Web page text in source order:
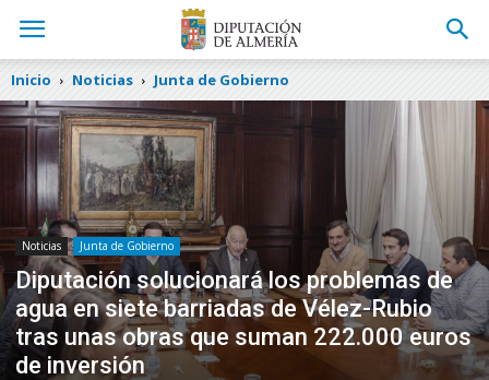
Inicio Noticias Junta de Gobierno
Noticias Junta de Gobierno
Diputación solucionará los problemas de
agua en siete barriadas de Vélez-Rubio
tras unas obras que suman 222.000 euros
de inversión